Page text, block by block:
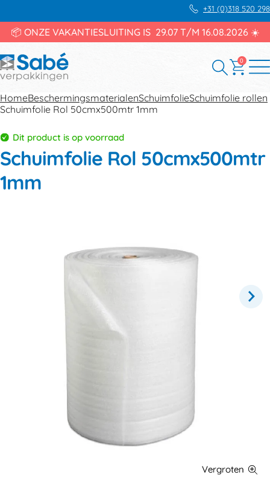
+31 (0)318 520 298
📦 ONZE VAKANTIESLUITING IS 29.07 T/M 16.08.2026 ☀️
0
HomeBeschermingsmaterialenSchuimfolieSchuimfolie rollen
Schuimfolie Rol 50cmx500mtr 1mm
Dit product is op voorraad
Schuimfolie Rol 50cmx500mtr
1mm